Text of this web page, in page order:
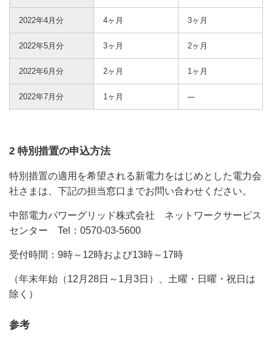
2022年4月分 4ヶ月 3ヶ月
2022年5月分 3ヶ月 2ヶ月
2022年6月分 2ヶ月 1ヶ月
2022年7月分 1ヶ月
2 特別措置の申込方法
特別措置の適用を希望される新電力をはじめとした電力会
社さまは、下記の担当窓口までお問い合わせください。
中部電力パワーグリッド株式会社 ネットワークサービス
センター Tel：0570-03-5600
受付時間：9時～12時および13時～17時
（年末年始（12月28日～1月3日）、土曜・日曜・祝日は
除く）
参考